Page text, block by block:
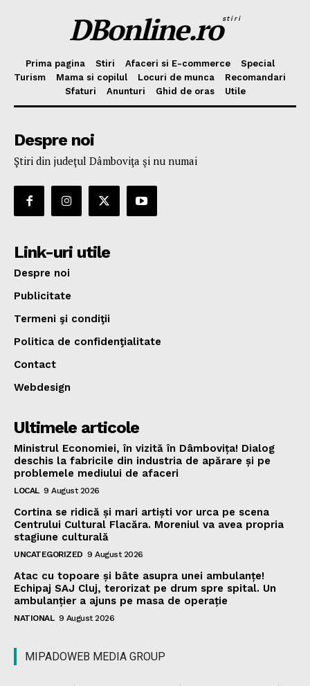
DBonline.rostiri
Prima pagina Stiri Afaceri si E-commerce
Special
Turism
Mama si copilul Locuri de munca
Recomandari
Sfaturi
Anunturi Ghid de oras Utile
Despre noi
Ştiri din judeţul Dâmboviţa şi nu numai
Link-uri utile
Despre noi
Publicitate
Termeni şi condiţii
Politica de confidenţialitate
Contact
Webdesign
Ultimele articole
Ministrul Economiei, în vizită în Dâmbovița! Dialog
deschis la fabricile din industria de apărare și pe
problemele mediului de afaceri
LOCAL 9 August 2026
Cortina se ridică și mari artiști vor urca pe scena
Centrului Cultural Flacăra. Moreniul va avea propria
stagiune culturală
UNCATEGORIZED 9 August 2026
Atac cu topoare și bâte asupra unei ambulanțe!
Echipaj SAJ Cluj, terorizat pe drum spre spital. Un
ambulanțier a ajuns pe masa de operație
NATIONAL 9 August 2026
MIPADOWEB MEDIA GROUP